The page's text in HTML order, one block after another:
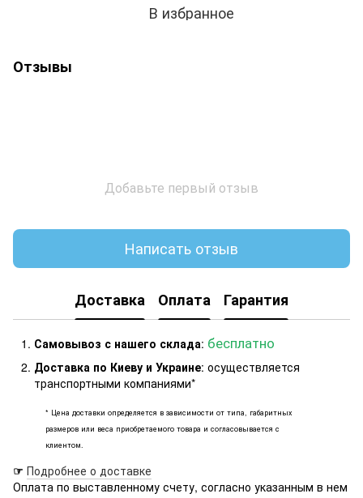
В избранное
Отзывы
Добавьте первый отзыв
Написать отзыв
Доставка Оплата Гарантия
Самовывоз с нашего склада: бесплатно
Доставка по Киеву и Украине: осуществляется
транспортными компаниями*
* Цена доставки определяется в зависимости от типа, габаритных
размеров или веса приобретаемого товара и согласовывается с
клиентом.
☞ Подробнее о доставке
Оплата по выставленному счету, согласно указанным в нем